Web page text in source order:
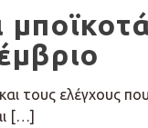
τους ελέγχους που
[…]